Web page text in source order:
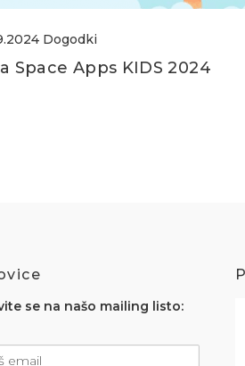
Dogodki
Space Apps KIDS 2024
se na našo mailing listo: